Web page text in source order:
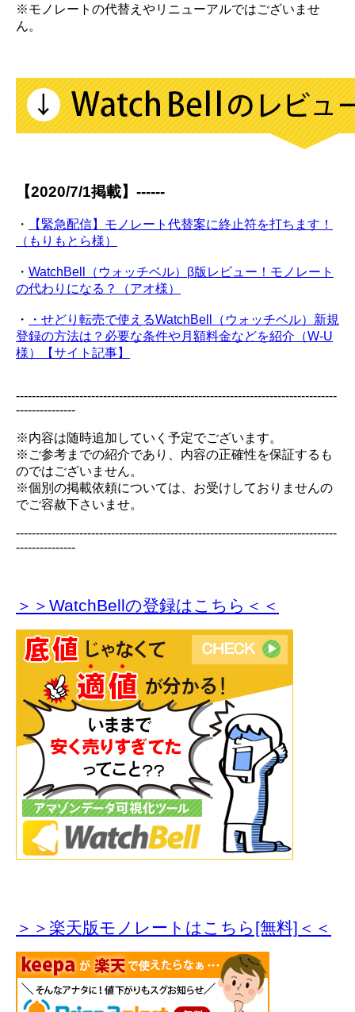
※モノレートの代替えやリニューアルではございませ
ん。
【2020/7/1掲載】------
・
【緊急配信】モノレート代替案に終止符を打ちます！
（もりもとら様）
・ WatchBell（ウォッチベル）β版レビュー！モノレート
の代わりになる？（アオ様）
・
・せどり転売で使えるWatchBell（ウォッチベル）新規
登録の方法は？必要な条件や月額料金などを紹介（W-U
様）【サイト記事】
---------------------------------------------------------------------------------
---------------
※内容は随時追加していく予定でございます。
※ご参考までの紹介であり、内容の正確性を保証するも
のではございません。
※個別の掲載依頼については、お受けしておりませんの
でご容赦下さいませ。
---------------------------------------------------------------------------------
---------------
＞＞WatchBellの登録はこちら＜＜
＞＞楽天版モノレートはこちら[無料]＜＜